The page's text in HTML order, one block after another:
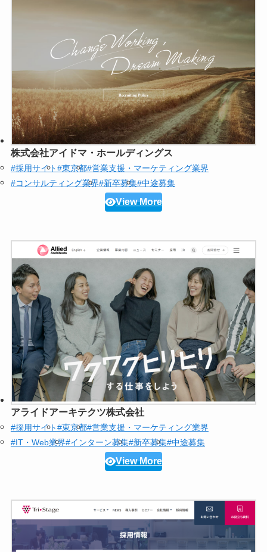
株式会社アイドマ・ホールディングス
#採用サイト#東京都#営業支援・マーケティング業界
#コンサルティング業界#新卒募集#中途募集
View More
アライドアーキテクツ株式会社
#採用サイト#東京都#営業支援・マーケティング業界
#IT・Web業界#インターン募集#新卒募集#中途募集
View More